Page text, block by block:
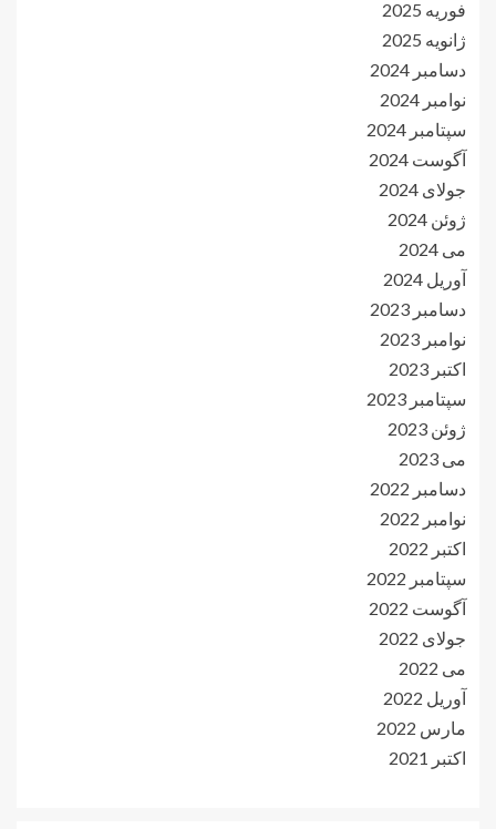
فوریه 2025
ژانویه 2025
دسامبر 2024
نوامبر 2024
سپتامبر 2024
آگوست 2024
جولای 2024
ژوئن 2024
می 2024
آوریل 2024
دسامبر 2023
نوامبر 2023
اکتبر 2023
سپتامبر 2023
ژوئن 2023
می 2023
دسامبر 2022
نوامبر 2022
اکتبر 2022
سپتامبر 2022
آگوست 2022
جولای 2022
می 2022
آوریل 2022
مارس 2022
اکتبر 2021